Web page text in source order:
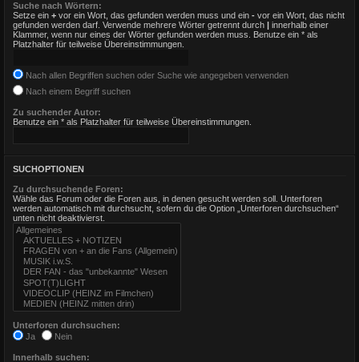
Suche nach Wörtern:
Setze ein + vor ein Wort, das gefunden werden muss und ein - vor ein Wort, das nicht
gefunden werden darf. Verwende mehrere Wörter getrennt durch | innerhalb einer
Klammer, wenn nur eines der Wörter gefunden werden muss. Benutze ein * als
Platzhalter für teilweise Übereinstimmungen.
Nach allen Begriffen suchen oder Suche wie angegeben verwenden
Nach einem Begriff suchen
Zu suchender Autor:
Benutze ein * als Platzhalter für teilweise Übereinstimmungen.
SUCHOPTIONEN
Zu durchsuchende Foren:
Wähle das Forum oder die Foren aus, in denen gesucht werden soll. Unterforen
werden automatisch mit durchsucht, sofern du die Option „Unterforen durchsuchen“
unten nicht deaktivierst.
Unterforen durchsuchen:
Ja
Nein
Innerhalb suchen: